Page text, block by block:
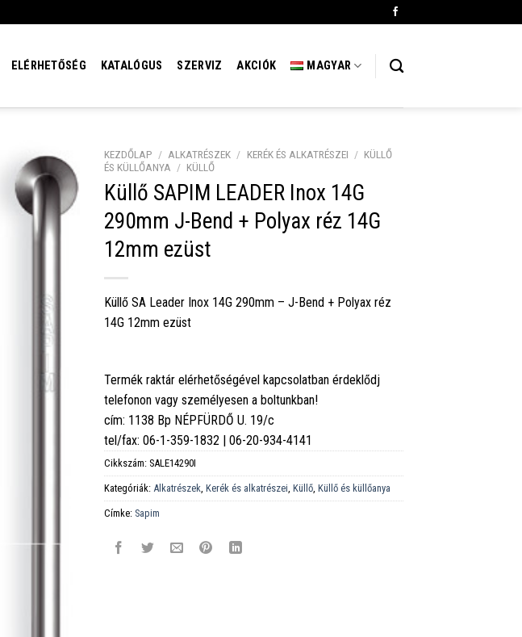
ELÉRHETŐSÉG KATALÓGUS SZERVIZ AKCIÓK MAGYAR
KEZDŐLAP / ALKATRÉSZEK / KERÉK ÉS ALKATRÉSZEI / KÜLLŐ
ÉS KÜLLŐANYA / KÜLLŐ
Küllő SAPIM LEADER Inox 14G
290mm J-Bend + Polyax réz 14G
12mm ezüst
Küllő SA Leader Inox 14G 290mm – J-Bend + Polyax réz
14G 12mm ezüst
Termék raktár elérhetőségével kapcsolatban érdeklődj
telefonon vagy személyesen a boltunkban!
cím: 1138 Bp NÉPFÜRDŐ U. 19/c
tel/fax: 06-1-359-1832 | 06-20-934-4141
Cikkszám:SALE14290I
Kategóriák: Alkatrészek ,Kerék és alkatrészei ,Küllő ,Küllő és küllőanya
Címke: Sapim